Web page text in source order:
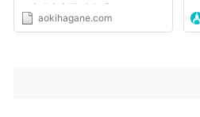
の未発表音源/映像「Blue
Horizon」9/27配信リリース決
aokihagane.com